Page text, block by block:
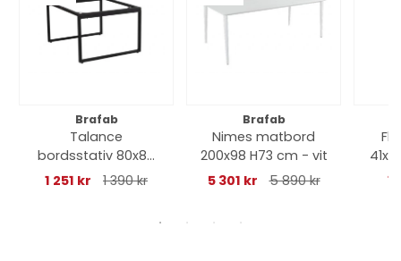
Brafab
Talance
bordsstativ 80x80
H45 cm - svart
1 251 kr 1 390 kr
Brafab
Nimes matbord
200x98 H73 cm - vit
5 301 kr
5 890 kr